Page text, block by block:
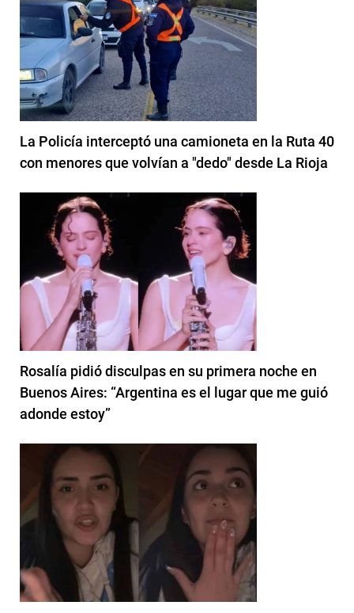
La Policía interceptó una camioneta en la Ruta 40
con menores que volvían a "dedo" desde La Rioja
Rosalía pidió disculpas en su primera noche en
Buenos Aires: “Argentina es el lugar que me guió
adonde estoy”